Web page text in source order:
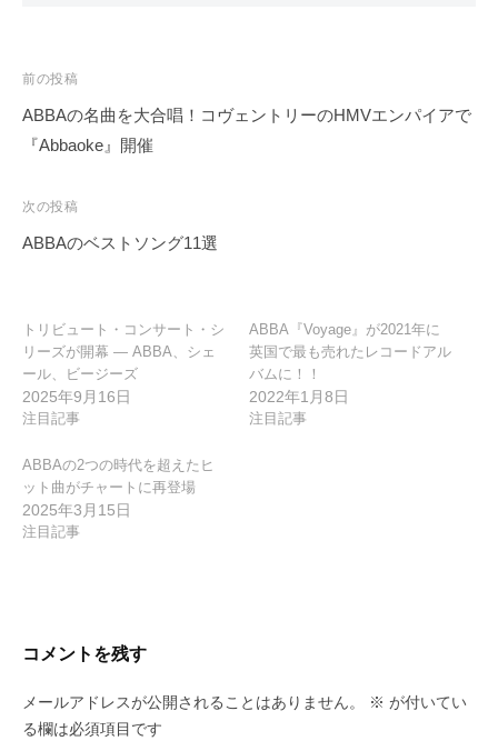
投
稿
ナ
ゲ
ー
ン
前の投稿
ABBAの名曲を大合唱！コヴェントリーのHMVエンパイアで
『Abbaoke』開催
次の投稿
ABBAのベストソング11選
トリビュート・コンサート・シ
リーズが開幕 ― ABBA、シェ
ール、ビージーズ
2025年9月16日
注目記事
ABBA『Voyage』が2021年に
英国で最も売れたレコードアル
バムに！！
2022年1月8日
注目記事
ABBAの2つの時代を超えたヒ
ット曲がチャートに再登場
2025年3月15日
注目記事
コメントを残す
メールアドレスが公開されることはありません。 ※ が付いてい
る欄は必須項目です